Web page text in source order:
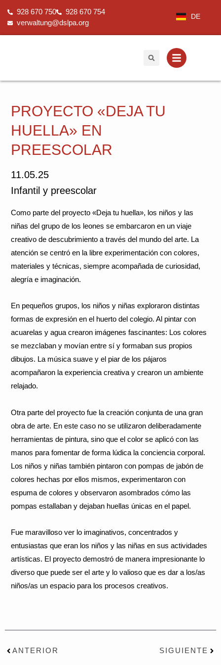
contenido
928 670 750
928 670 754
verwaltung@dslpa.org
DE
PROYECTO «DEJA TU
HUELLA» EN
PREESCOLAR
11.05.25
Infantil y preescolar
Como parte del proyecto «Deja tu huella», los niños y las
niñas del grupo de los leones se embarcaron en un viaje
creativo de descubrimiento a través del mundo del arte. La
atención se centró en la libre experimentación con colores,
materiales y técnicas, siempre acompañada de curiosidad,
alegría e imaginación.
En pequeños grupos, los niños y niñas exploraron distintas
formas de expresión en el huerto del colegio. Al pintar con
acuarelas y agua crearon imágenes fascinantes: Los colores
se mezclaban y movían entre sí y formaban sus propios
dibujos. La música suave y el piar de los pájaros
acompañaron la experiencia creativa y crearon un ambiente
relajado.
Otra parte del proyecto fue la creación conjunta de una gran
obra de arte. En este caso no se utilizaron deliberadamente
herramientas de pintura, sino que el color se aplicó con las
manos para fomentar de forma lúdica la conciencia corporal.
Los niños y niñas también pintaron con pompas de jabón de
colores hechas por ellos mismos, experimentaron con
espuma de colores y observaron asombrados cómo las
pompas estallaban y dejaban huellas únicas en el papel.
Fue maravilloso ver lo imaginativos, concentrados y
entusiastas que eran los niños y las niñas en sus actividades
artísticas. El proyecto demostró de manera impresionante lo
diverso que puede ser el arte y lo valioso que es dar a los/as
niños/as un espacio para los procesos creativos.
ANTERIOR
SIGUIENTE